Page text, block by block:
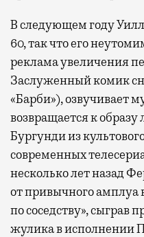
В следующем году
60, так что его
реклама увеличения
Заслуженный комик
«Барби»), озвучивает
возвращается к образу
Бургунди из
современных
несколько лет назад
от привычного амплуа
по соседству», сыграв
жулика в исполнении